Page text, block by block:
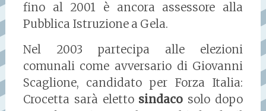
fino al 2001 è ancora assessore alla
Pubblica Istruzione a Gela.
Nel 2003 partecipa alle elezioni
comunali come avversario di Giovanni
Scaglione, candidato per Forza Italia:
Crocetta sarà eletto sindaco solo dopo